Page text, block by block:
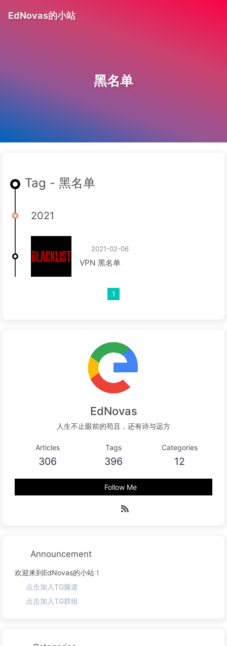
EdNovas的小站
黑名单
Tag - 黑名单
2021
2021-02-06
VPN 黑名单
1
EdNovas
人生不止眼前的苟且，还有诗与远方
Articles
306
Tags
396
Categories
12
Follow Me
Announcement
欢迎来到EdNovas的小站！
点击加入TG频道
点击加入TG群组